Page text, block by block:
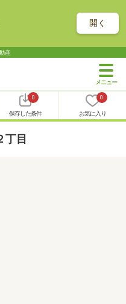
開く
産
0
保存した条件
0
お気に入り
丁目